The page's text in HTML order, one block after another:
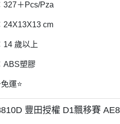
327＋Pcs/Pza
24X13X13 cm
14 歲以上
ABS塑膠
運⭐️
豐田授權 D1飄移賽